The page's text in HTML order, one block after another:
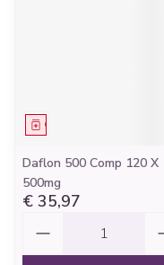
Geneesmiddel
Daflon 500 Comp 120 X
500mg
€ 35,97